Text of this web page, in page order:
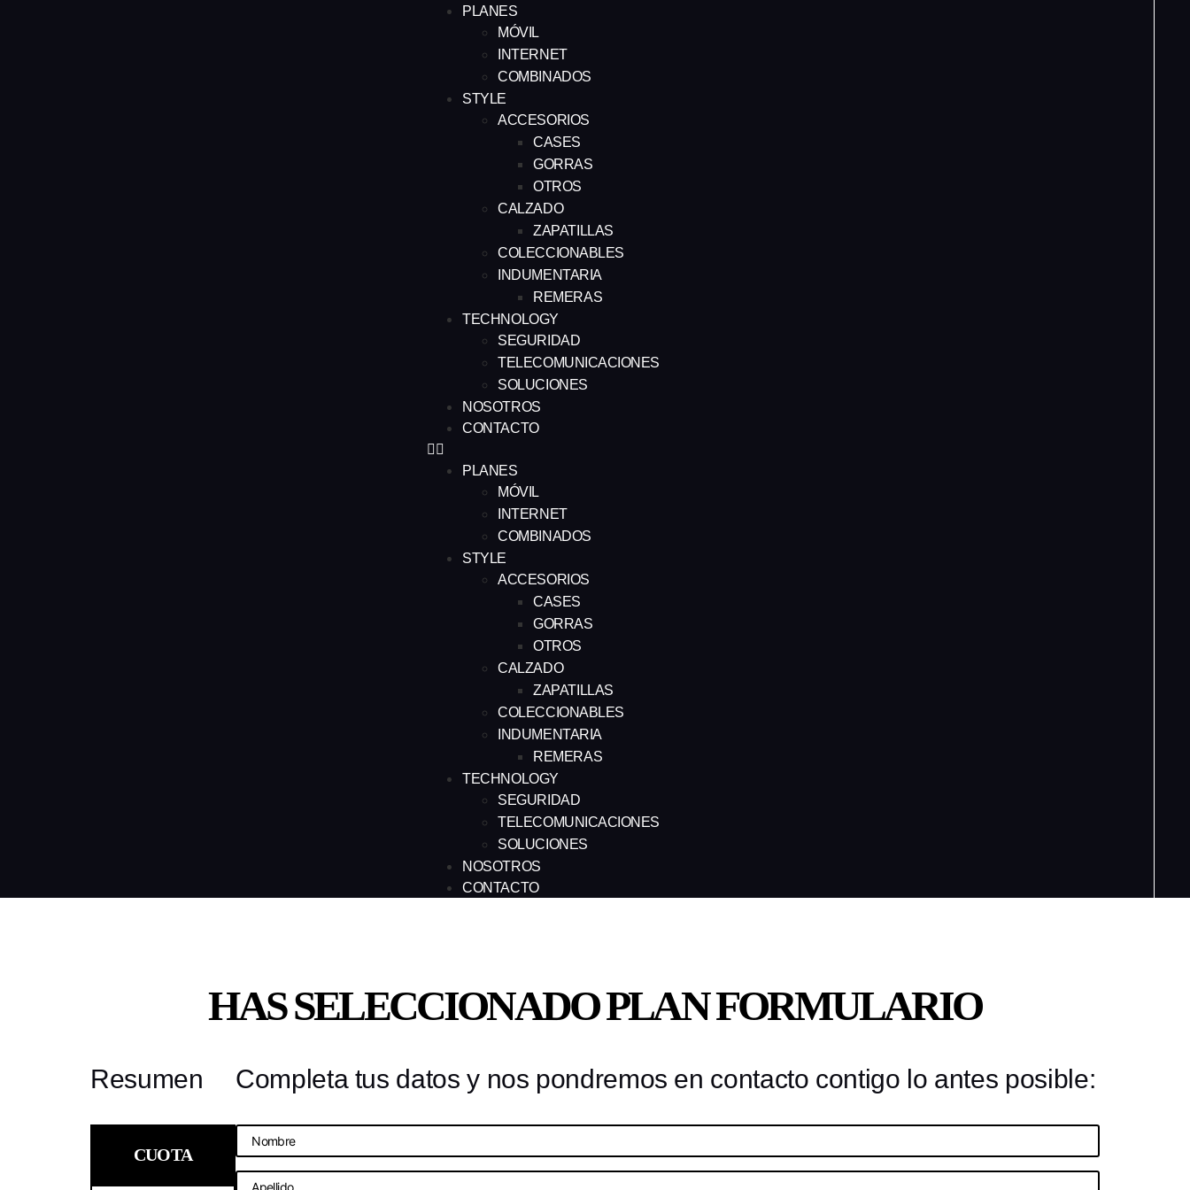
PLANES
MÓVIL
INTERNET
COMBINADOS
STYLE
ACCESORIOS
CASES
GORRAS
OTROS
CALZADO
ZAPATILLAS
COLECCIONABLES
INDUMENTARIA
REMERAS
TECHNOLOGY
SEGURIDAD
TELECOMUNICACIONES
SOLUCIONES
NOSOTROS
CONTACTO
PLANES
MÓVIL
INTERNET
COMBINADOS
STYLE
ACCESORIOS
CASES
GORRAS
OTROS
CALZADO
ZAPATILLAS
COLECCIONABLES
INDUMENTARIA
REMERAS
TECHNOLOGY
SEGURIDAD
TELECOMUNICACIONES
SOLUCIONES
NOSOTROS
CONTACTO
HAS SELECCIONADO PLAN FORMULARIO
Resumen
CUOTA
Completa tus datos y nos pondremos en contacto contigo lo antes posible: